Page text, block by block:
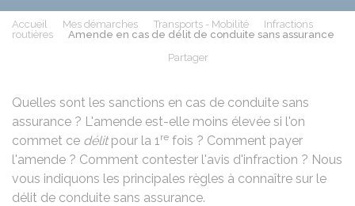
Accueil Mes démarches Transports - Mobilité
Infractions
routières
Amende en cas de délit de conduite sans assurance
Partager
Quelles sont les sanctions en cas de conduite sans
assurance ? L'amende est-elle moins élevée si l'on
commet ce délitpour la 1re fois ? Comment payer
l'amende ? Comment contester l'avis d'infraction ? Nous
vous indiquons les principales règles à connaître sur le
délit de conduite sans assurance.